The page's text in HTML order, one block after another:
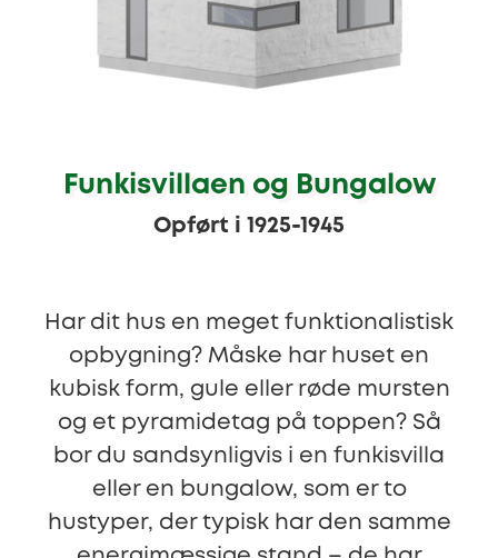
Funkisvillaen og Bungalow
Opført i 1925-1945
Har dit hus en meget funktionalistisk
opbygning? Måske har huset en
kubisk form, gule eller røde mursten
og et pyramidetag på toppen? Så
bor du sandsynligvis i en funkisvilla
eller en bungalow, som er to
hustyper, der typisk har den samme